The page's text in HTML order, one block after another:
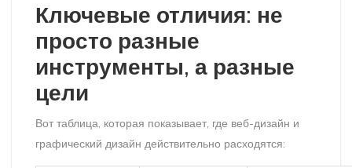
Ключевые отличия: не
просто разные
инструменты, а разные
цели
Вот таблица, которая показывает, где веб-дизайн и
графический дизайн действительно расходятся: